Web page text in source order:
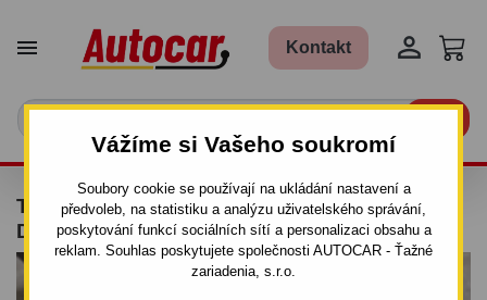
Vážíme si Vašeho soukromí
Soubory cookie se používají na ukládání nastavení a
předvoleb, na statistiku a analýzu uživatelského správání,
poskytování funkcí sociálních sítí a personalizaci obsahu a
reklam. Souhlas poskytujete společnosti AUTOCAR - Ťažné
zariadenia, s.r.o.
 Kontakt 
TAŽNÉ ZAŘÍZENÍ PRO MAZDA 2 - B2W - 3/5
DV. - ŠROUBOVÝ SYSTÉM